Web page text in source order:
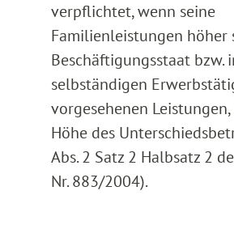
verpflichtet, wenn seine
Familienleistungen höher
Beschäftigungsstaat bzw.
selbständigen
vorgesehenen
Höhe des
Abs. 2 Satz 2 Halbsatz 2
Nr. 883/2004).